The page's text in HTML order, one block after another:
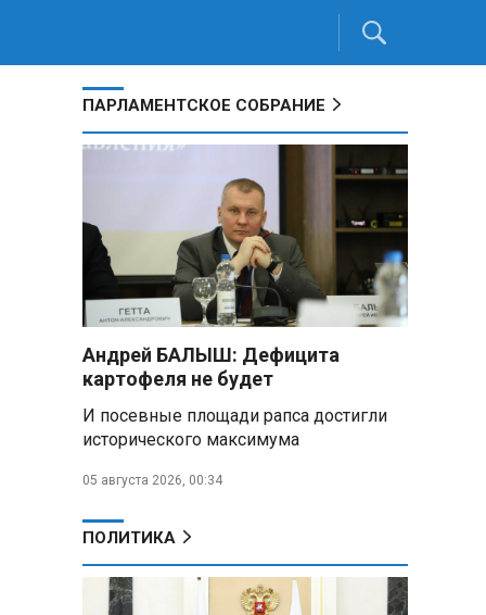
ПАРЛАМЕНТСКОЕ СОБРАНИЕ
Андрей БАЛЫШ: Дефицита
картофеля не будет
И посевные площади рапса достигли
исторического максимума
05 августа 2026, 00:34
ПОЛИТИКА